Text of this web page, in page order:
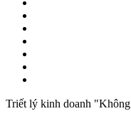
Triết lý kinh doanh